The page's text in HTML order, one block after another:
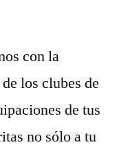
con la
los clubes de
de tus
no sólo a tu